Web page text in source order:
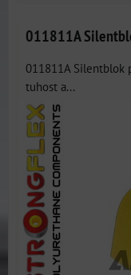
011811A
011811A Silentblok
tuhost a...